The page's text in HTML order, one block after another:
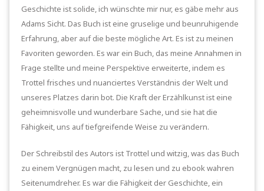
Geschichte ist solide, ich wünschte mir nur, es gäbe mehr aus
Adams Sicht. Das Buch ist eine gruselige und beunruhigende
Erfahrung, aber auf die beste mögliche Art. Es ist zu meinen
Favoriten geworden. Es war ein Buch, das meine Annahmen in
Frage stellte und meine Perspektive erweiterte, indem es
Trottel frisches und nuanciertes Verständnis der Welt und
unseres Platzes darin bot. Die Kraft der Erzählkunst ist eine
geheimnisvolle und wunderbare Sache, und sie hat die
Fähigkeit, uns auf tiefgreifende Weise zu verändern.
Der Schreibstil des Autors ist Trottel und witzig, was das Buch
zu einem Vergnügen macht, zu lesen und zu ebook wahren
Seitenumdreher. Es war die Fähigkeit der Geschichte, ein